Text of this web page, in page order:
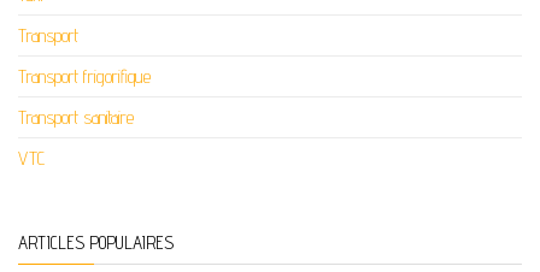
Transport
Transport frigorifique
Transport sanitaire
VTC
ARTICLES POPULAIRES